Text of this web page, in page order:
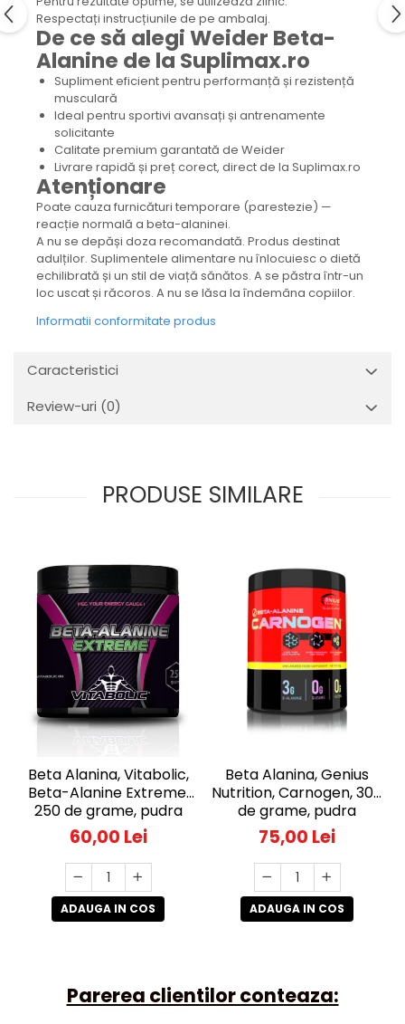
Respectați instrucțiunile de pe ambalaj.
De ce să alegi Weider Beta-
Alanine de la Suplimax.ro
Supliment eficient pentru performanță și rezistență
musculară
Ideal pentru sportivi avansați și antrenamente
solicitante
Calitate premium garantată de Weider
Livrare rapidă și preț corect, direct de la Suplimax.ro
Atenționare
Poate cauza furnicături temporare (parestezie) —
reacție normală a beta-alaninei.
A nu se depăși doza recomandată. Produs destinat
adulților. Suplimentele alimentare nu înlocuiesc o dietă
echilibrată și un stil de viață sănătos. A se păstra într-un
loc uscat și răcoros. A nu se lăsa la îndemâna copiilor.
Informatii conformitate produs
Caracteristici
Review-uri (0)
PRODUSE SIMILARE
Beta Alanina, Vitabolic,
Beta-Alanine Extreme,
250 de grame, pudra
60,00 Lei
ADAUGA IN COS
Beta Alanina, Genius
Nutrition, Carnogen, 300
de grame, pudra
75,00 Lei
ADAUGA IN COS
Parerea clientilor conteaza: